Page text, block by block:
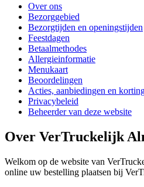
Over ons
Bezorggebied
Bezorgtijden en openingstijden
Feestdagen
Betaalmethodes
Allergieinformatie
Menukaart
Beoordelingen
Acties, aanbiedingen en
Privacybeleid
Beheerder van deze website
Over VerTruckelijk
Welkom op de website van
online uw bestelling plaatsen bij